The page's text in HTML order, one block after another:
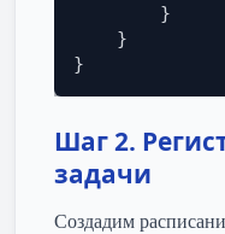
        }
    }
}
Шаг 2.
задачи
Создадим